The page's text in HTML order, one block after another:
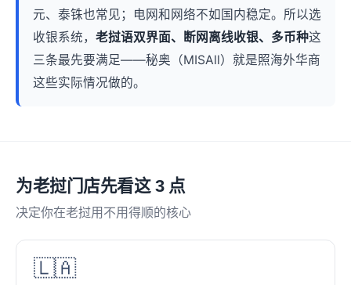
元、泰铢也常见；电网和网络不如国内稳定。所以选
收银系统， 老挝语双界面、断网离线收银、多币种这
三条最先要满足——秘奥（MISAll）就是照海外华商
这些实际情况做的。
为老挝门店先看这 3 点
决定你在老挝用不用得顺的核心
🇱🇦